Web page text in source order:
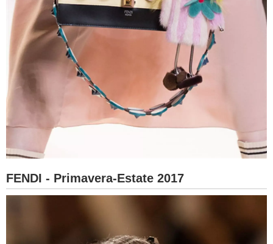
FENDI - Primavera-Estate 2017